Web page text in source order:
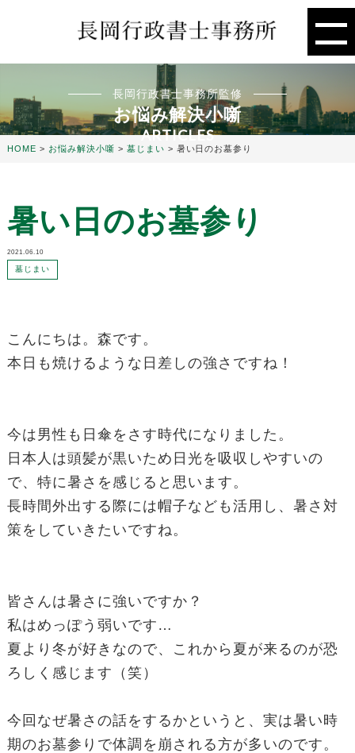
長岡行政書士事務所監修
お悩み解決小噺
ARTICLES
HOME > お悩み解決小噺 > 墓じまい > 暑い日のお墓参り
暑い日のお墓参り
2021.06.10
墓じまい
こんにちは。森です。
本日も焼けるような日差しの強さですね！
今は男性も日傘をさす時代になりました。
日本人は頭髪が黒いため日光を吸収しやすいの
で、特に暑さを感じると思います。
長時間外出する際には帽子なども活用し、暑さ対
策をしていきたいですね。
皆さんは暑さに強いですか？
私はめっぽう弱いです…
夏より冬が好きなので、これから夏が来るのが恐
ろしく感じます（笑）
今回なぜ暑さの話をするかというと、実は暑い時
期のお墓参りで体調を崩される方が多いのです。